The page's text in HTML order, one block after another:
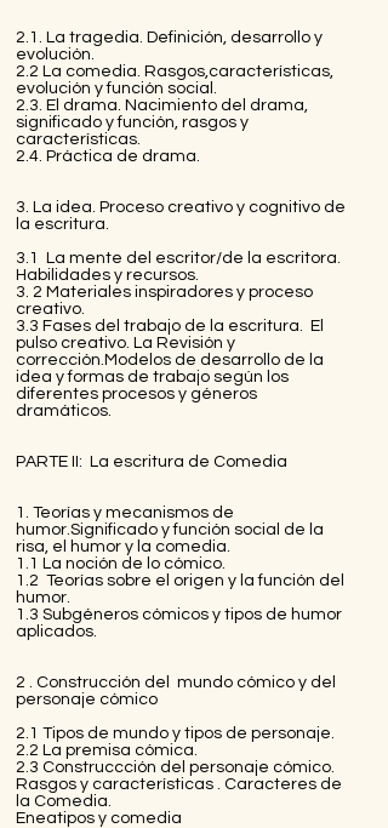
2.1. La tragedia. Definición, desarrollo y
evolución.
2.2 La comedia. Rasgos,características,
evolución y función social.
2.3. El drama. Nacimiento del drama,
significado y función, rasgos y
características.
2.4. Práctica de drama.
3. La idea. Proceso creativo y cognitivo de
la escritura.
3.1 La mente del escritor/de la escritora.
Habilidades y recursos.
3. 2 Materiales inspiradores y proceso
creativo.
3.3 Fases del trabajo de la escritura. El
pulso creativo. La Revisión y
corrección.Modelos de desarrollo de la
idea y formas de trabajo según los
diferentes procesos y géneros
dramáticos.
PARTE II: La escritura de Comedia
1. Teorías y mecanismos de
humor.Significado y función social de la
risa, el humor y la comedia.
1.1 La noción de lo cómico.
1.2 Teorías sobre el origen y la función del
humor.
1.3 Subgéneros cómicos y tipos de humor
aplicados.
2 . Construcción del mundo cómico y del
personaje cómico
2.1 Tipos de mundo y tipos de personaje.
2.2 La premisa cómica.
2.3 Construccción del personaje cómico.
Rasgos y características . Caracteres de
la Comedia.
Eneatipos y comedia